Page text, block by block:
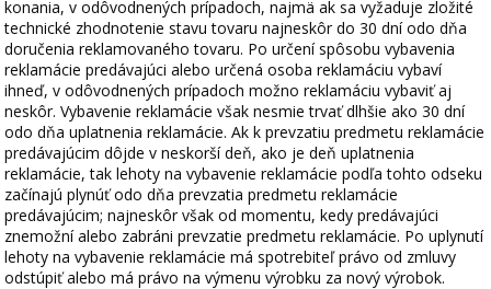
konania, v odôvodnených prípadoch, najmä ak sa vyžaduje zložité
technické zhodnotenie stavu tovaru najneskôr do 30 dní odo dňa
doručenia reklamovaného tovaru. Po určení spôsobu vybavenia
reklamácie predávajúci alebo určená osoba reklamáciu vybaví
ihneď, v odôvodnených prípadoch možno reklamáciu vybaviť aj
neskôr. Vybavenie reklamácie však nesmie trvať dlhšie ako 30 dní
odo dňa uplatnenia reklamácie. Ak k prevzatiu predmetu reklamácie
predávajúcim dôjde v neskorší deň, ako je deň uplatnenia
reklamácie, tak lehoty na vybavenie reklamácie podľa tohto odseku
začínajú plynúť odo dňa prevzatia predmetu reklamácie
predávajúcim; najneskôr však od momentu, kedy predávajúci
znemožní alebo zabráni prevzatie predmetu reklamácie. Po uplynutí
lehoty na vybavenie reklamácie má spotrebiteľ právo od zmluvy
odstúpiť alebo má právo na výmenu výrobku za nový výrobok.